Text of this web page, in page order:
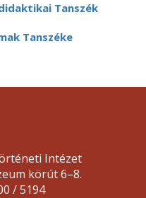
Tanszék
Tanszéke
Intézet
körút 6–8.
/ 5194